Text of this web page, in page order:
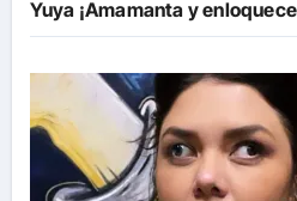
Yuya ¡Amamanta y